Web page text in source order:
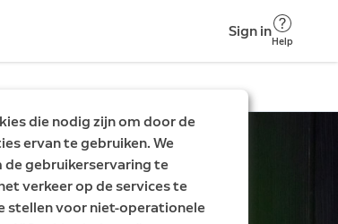
Sign in
Help
die nodig zijn om door de
ervan te gebruiken. We
de gebruikerservaring te
verkeer op de services te
stellen voor niet-operationele